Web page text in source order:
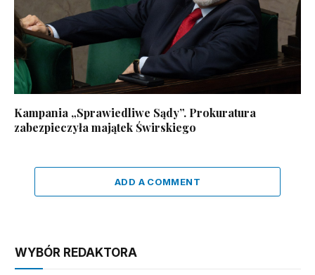
Kampania „Sprawiedliwe Sądy”. Prokuratura
zabezpieczyła majątek Świrskiego
ADD A COMMENT
WYBÓR REDAKTORA